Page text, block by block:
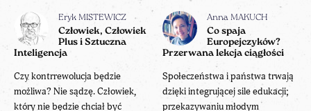
Eryk MISTEWICZ
Człowiek, Człowiek
Plus i Sztuczna
Inteligencja
Czy kontrrewolucja będzie
możliwa? Nie sądzę. Człowiek,
który nie będzie chciał być
Anna MAKUCH
Co spaja
Europejczyków?
Przerwana lekcja ciągłości
Społeczeństwa i państwa trwają
dzięki integrującej sile edukacji;
przekazywaniu młodym